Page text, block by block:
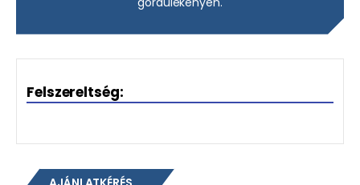
Felszereltség: